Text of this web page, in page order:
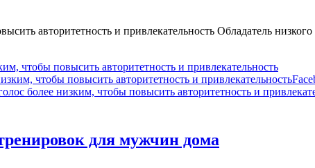
авторитетность и привлекательность Обладатель
чтобы повысить авторитетность и привлекательность
чтобы повысить авторитетность и привлекательность
более низким, чтобы повысить авторитетность и
для мужчин дома